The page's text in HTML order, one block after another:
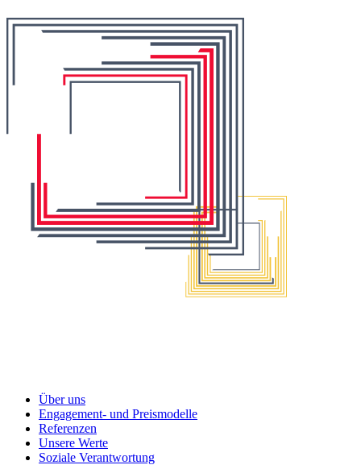
Über uns
Engagement- und Preismodelle
Referenzen
Unsere Werte
Soziale Verantwortung